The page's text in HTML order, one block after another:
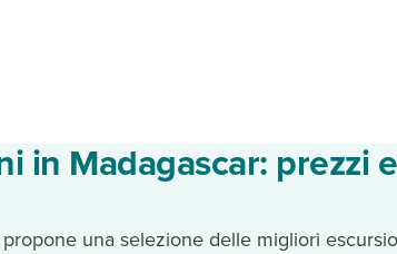
in Madagascar: prezzi
una selezione delle migliori